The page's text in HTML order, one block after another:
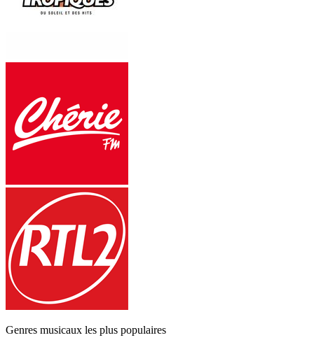
Genres musicaux les plus populaires